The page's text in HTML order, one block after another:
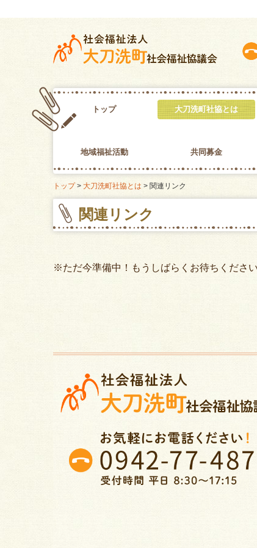
トップ 大刀洗町社協とは
地域福祉活動
要援護者見守りネットワーク
共同募金
トップ 大刀洗町社協とは 関連リンク
関連リンク
※ただ今準備中！もうしばらくお待ちください